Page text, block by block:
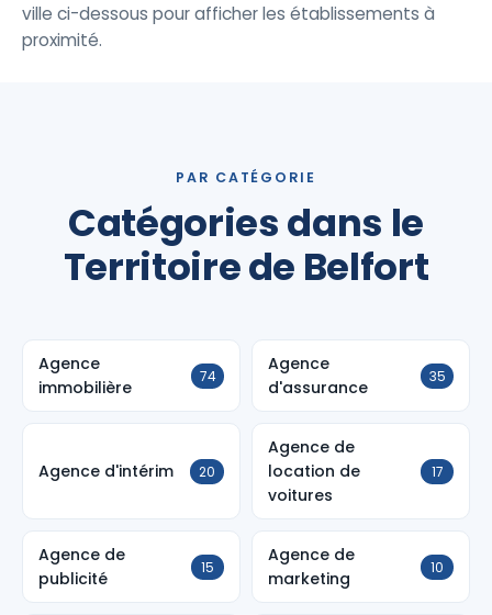
ville ci-dessous pour afficher les établissements à
proximité.
PAR CATÉGORIE
Catégories dans le
Territoire de Belfort
Agence
immobilière
74
Agence
d'assurance
35
Agence d'intérim 20
Agence de
location de
voitures
17
Agence de
publicité
15
Agence de
marketing
10